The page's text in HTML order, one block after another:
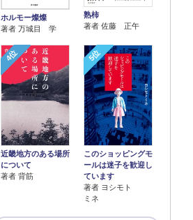
ホルモー燦燦
著者 万城目 学
熟柿
著者 佐藤 正午
4位
近畿地方のある場所
について
著者 背筋
5位
このショッピングモ
ールは迷子を歓迎し
ています
著者 ヨシモト
ミネ